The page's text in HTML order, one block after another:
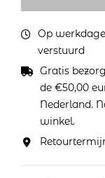
Op
verstuurd
Gratis
de €50,00
Nederland.
winkel.